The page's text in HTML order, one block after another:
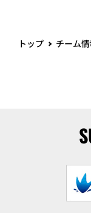
トップ チーム